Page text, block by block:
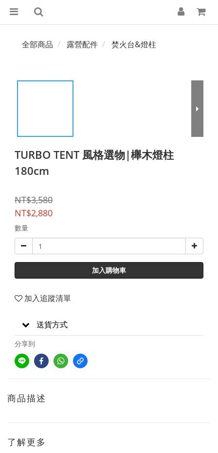
全部商品 露營配件 焚火台&燈柱
TURBO TENT 風格選物|櫸木燈柱
180cm
NT$3,580
NT$2,880
數量
加入購物車
加入追蹤清單
送貨方式
分享到
商品描述
了解更多